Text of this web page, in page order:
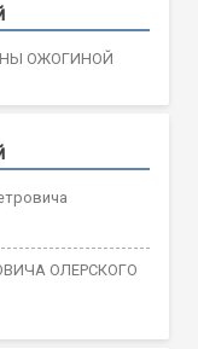
ОЖОГИНОЙ
ОЛЕРСКОГО